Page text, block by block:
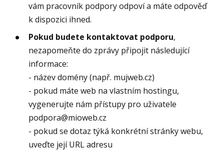
vám pracovník podpory odpoví a máte odpověď
k dispozici ihned.
Pokud budete kontaktovat podporu,
nezapomeňte do zprávy připojit následující
informace:
- název domény (např. mujweb.cz)
- pokud máte web na vlastním hostingu,
vygenerujte nám přístupy pro uživatele
podpora@mioweb.cz
- pokud se dotaz týká konkrétní stránky webu,
uveďte její URL adresu